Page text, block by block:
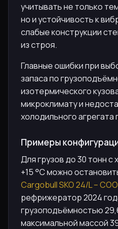
учитывать не только
но и устойчивость к
слабые конструкции
из строя.
Главные ошибки при
запаса по
изотермического
микроклимату и
холодильного агрегата
Примеры
Для грузов до 30 тонн
+15 °C можно
Cargobull SKO 24/L –
рефрижератор 2024
грузоподъёмностью
максимальной массой